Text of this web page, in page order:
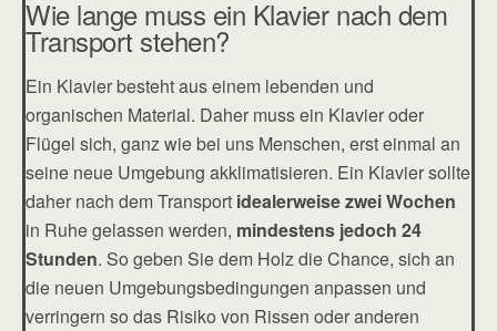
Wie lange muss ein Klavier nach dem
Transport stehen?
Ein Klavier besteht aus einem lebenden und
organischen Material. Daher muss ein Klavier oder
Flügel sich, ganz wie bei uns Menschen, erst einmal an
seine neue Umgebung akklimatisieren. Ein Klavier sollte
daher nach dem Transport idealerweise zwei Wochen
in Ruhe gelassen werden, mindestens jedoch 24
Stunden. So geben Sie dem Holz die Chance, sich an
die neuen Umgebungsbedingungen anpassen und
verringern so das Risiko von Rissen oder anderen